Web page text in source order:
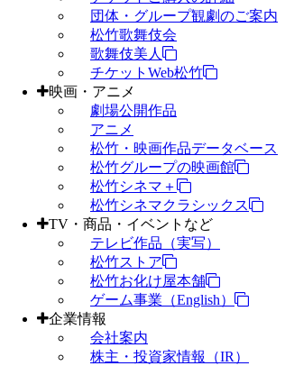
団体・グループ観劇のご案内
松竹歌舞伎会
歌舞伎美人
チケットWeb松竹
映画・アニメ
劇場公開作品
アニメ
松竹・映画作品データベース
松竹グループの映画館
松竹シネマ＋
松竹シネマクラシックス
TV・商品・イベントなど
テレビ作品（実写）
松竹ストア
松竹お化け屋本舗
ゲーム事業（English）
企業情報
会社案内
株主・投資家情報（IR）